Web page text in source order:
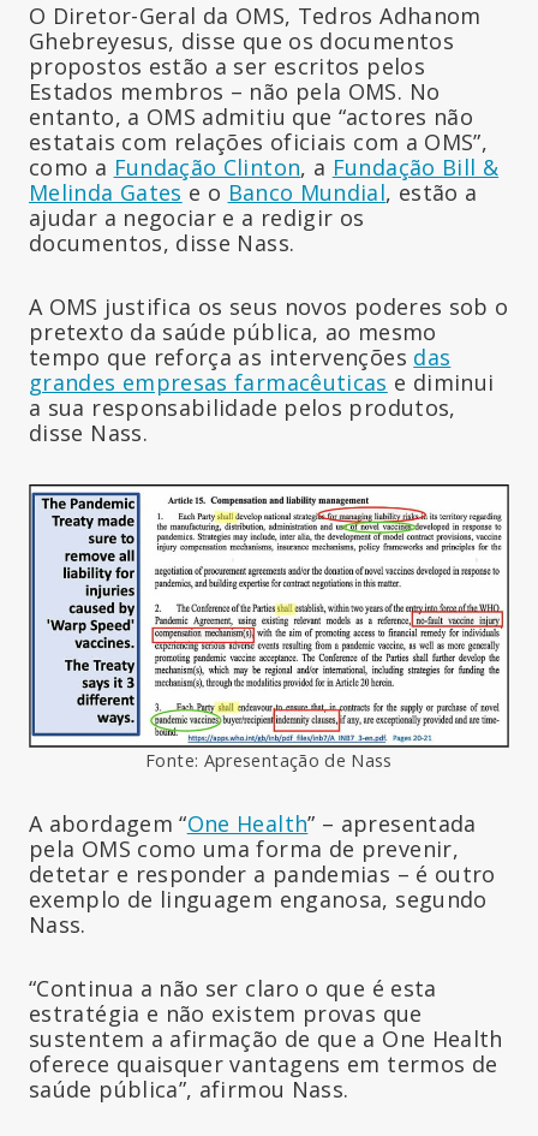
O Diretor-Geral da OMS, Tedros Adhanom
Ghebreyesus, disse que os documentos
propostos estão a ser escritos pelos
Estados membros – não pela OMS. No
entanto, a OMS admitiu que “actores não
estatais com relações oficiais com a OMS”,
como a Fundação Clinton, a Fundação Bill &
Melinda Gates e o Banco Mundial, estão a
ajudar a negociar e a redigir os
documentos, disse Nass.
A OMS justifica os seus novos poderes sob o
pretexto da saúde pública, ao mesmo
tempo que reforça as intervenções das
grandes empresas farmacêuticas e diminui
a sua responsabilidade pelos produtos,
disse Nass.
Fonte: Apresentação de Nass
A abordagem “One Health” – apresentada
pela OMS como uma forma de prevenir,
detetar e responder a pandemias – é outro
exemplo de linguagem enganosa, segundo
Nass.
“Continua a não ser claro o que é esta
estratégia e não existem provas que
sustentem a afirmação de que a One Health
oferece quaisquer vantagens em termos de
saúde pública”, afirmou Nass.